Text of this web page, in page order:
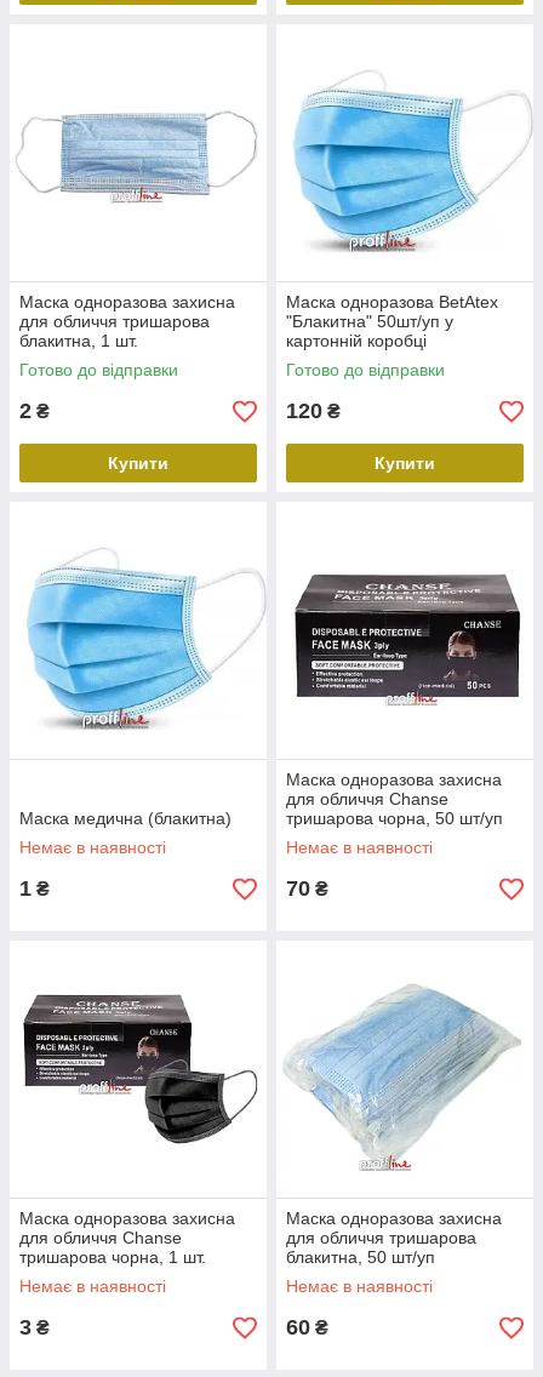
Маска одноразова захисна
для обличчя тришарова
блакитна, 1 шт.
Готово до відправки
2 ₴
Купити
Маска одноразова BetAtex
"Блакитна" 50шт/уп у
картонній коробці
Готово до відправки
120 ₴
Купити
Маска медична (блакитна)
Немає в наявності
1 ₴
Маска одноразова захисна
для обличчя Chanse
тришарова чорна, 50 шт/уп
Немає в наявності
70 ₴
Маска одноразова захисна
для обличчя Chanse
тришарова чорна, 1 шт.
Немає в наявності
3 ₴
Маска одноразова захисна
для обличчя тришарова
блакитна, 50 шт/уп
Немає в наявності
60 ₴